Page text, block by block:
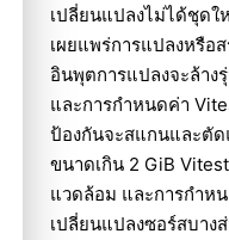
เปลี่ยนแปลงไม่ได้ชุดใ
เผยแพร่การแปลงหรือ
อินพุตการแปลงจะล้าง
และการกำหนดค่า
ป้องกันจะสแกนและตั
ขนาดเกิน 2 GiB
แวดล้อม และการกำห
เปลี่ยนแปลงซอร์สบาง